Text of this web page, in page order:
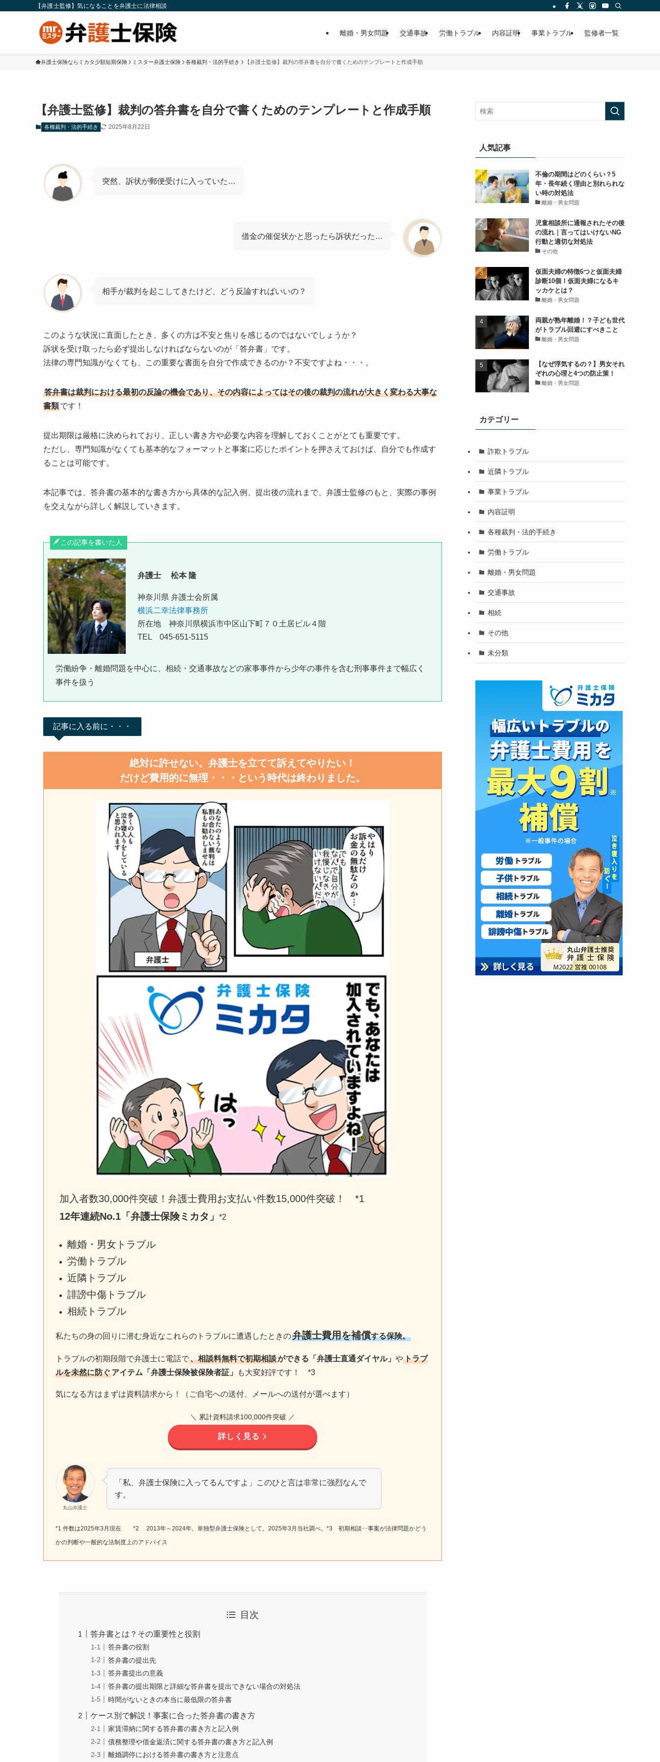
【弁護士監修】気になることを弁護士に法律相談
離婚・男女問題 交通事故 労働トラブル 内容証明 事業トラブル 監修者一覧
弁護士保険ならミカタ少額短期保険 ミスター弁護士保険 各種裁判・法的手続き 【弁護士監修】裁判の答弁書を自分で書くためのテンプレートと作成手順
【弁護士監修】裁判の答弁書を自分で書くためのテンプレートと作成手順
各種裁判・法的手続き 2025年8月22日
突然、訴状が郵便受けに入っていた…
借金の催促状かと思ったら訴状だった…
相手が裁判を起こしてきたけど、どう反論すればいいの？
このような状況に直面したとき、多くの方は不安と焦りを感じるのではないでしょうか？
訴状を受け取ったら必ず提出しなければならないのが「答弁書」です。
法律の専門知識がなくても、この重要な書面を自分で作成できるのか？不安ですよね・・・。
答弁書は裁判における最初の反論の機会であり、その内容によってはその後の裁判の流れが大きく変わる大事な
書類です！
提出期限は厳格に決められており、正しい書き方や必要な内容を理解しておくことがとても重要です。
ただし、専門知識がなくても基本的なフォーマットと事案に応じたポイントを押さえておけば、自分でも作成す
ることは可能です。
本記事では、答弁書の基本的な書き方から具体的な記入例、提出後の流れまで、弁護士監修のもと、実際の事例
を交えながら詳しく解説していきます。
この記事を書いた人
弁護士 松本 隆
神奈川県 弁護士会所属
横浜二幸法律事務所
所在地 神奈川県横浜市中区山下町７０土居ビル４階
TEL 045-651-5115
労働紛争・離婚問題を中心に、相続・交通事故などの家事事件から少年の事件を含む刑事事件まで幅広く
事件を扱う
記事に入る前に・・・
絶対に許せない。弁護士を立てて訴えてやりたい！
だけど費用的に無理・・・という時代は終わりました。
加入者数30,000件突破！弁護士費用お支払い件数15,000件突破！　*1
12年連続No.1「弁護士保険ミカタ」
*2
離婚・男女トラブル
労働トラブル
近隣トラブル
誹謗中傷トラブル
相続トラブル
私たちの身の回りに潜む身近なこれらのトラブルに遭遇したときの弁護士費用を補償する保険。
トラブルの初期段階で弁護士に電話で、相談料無料で初期相談ができる「弁護士直通ダイヤル」 やトラブ
ルを未然に防ぐアイテム「弁護士保険被保険者証」 も大変好評です！ *3
気になる方はまずは資料請求から！（ご自宅への送付、メールへの送付が選べます）
＼ 累計資料請求100,000件突破 ／
詳しく見る
丸山弁護士
「私、弁護士保険に入ってるんですよ」このひと言は非常に強烈なんで
す。
*1 件数は2025年3月現在 *2 2013年～2024年。単独型弁護士保険として。2025年3月当社調べ。*3 初期相談‥事案が法律問題かどう
かの判断や一般的な法制度上のアドバイス
目次
答弁書とは？その重要性と役割
答弁書の役割
答弁書の提出先
答弁書提出の意義
答弁書の提出期限と詳細な答弁書を提出できない場合の対処法
時間がないときの本当に最低限の答弁書
ケース別で解説！事案に合った答弁書の書き方
家賃滞納に関する答弁書の書き方と記入例
債務整理や借金返済に関する答弁書の書き方と記入例
離婚調停における答弁書の書き方と注意点
人気記事
不倫の期間はどのくらい？5
年・長年続く理由と別れられな
い時の対処法
離婚・男女問題
児童相談所に通報されたその後
の流れ｜言ってはいけないNG
行動と適切な対処法
その他
仮面夫婦の特徴6つと仮面夫婦
診断10個！仮面夫婦になるキ
ッカケとは？
離婚・男女問題
両親が熟年離婚！？子ども世代
がトラブル回避にすべきこと
離婚・男女問題
【なぜ浮気するの？】男女それ
ぞれの心理と4つの防止策！
離婚・男女問題
カテゴリー
詐欺トラブル
近隣トラブル
事業トラブル
内容証明
各種裁判・法的手続き
労働トラブル
離婚・男女問題
交通事故
相続
その他
未分類